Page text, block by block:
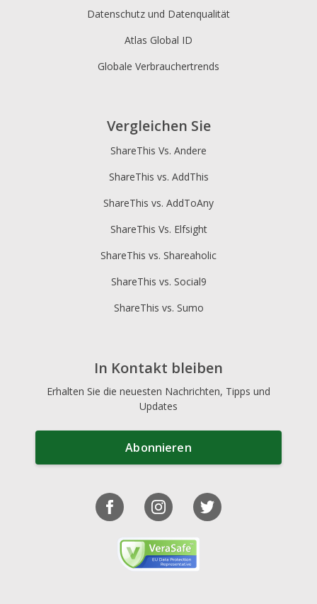
Datenschutz und Datenqualität
Atlas Global ID
Globale Verbrauchertrends
Vergleichen Sie
ShareThis Vs. Andere
ShareThis vs. AddThis
ShareThis vs. AddToAny
ShareThis Vs. Elfsight
ShareThis vs. Shareaholic
ShareThis vs. Social9
ShareThis vs. Sumo
In Kontakt bleiben
Erhalten Sie die neuesten Nachrichten, Tipps und
Updates
Abonnieren